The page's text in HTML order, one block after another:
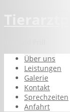
Über uns
Leistungen
Galerie
Kontakt
Sprechzeiten
Anfahrt